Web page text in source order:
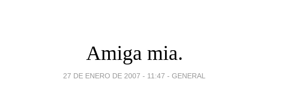
Amiga mia.
27 DE ENERO DE 2007 - 11:47 - GENERAL